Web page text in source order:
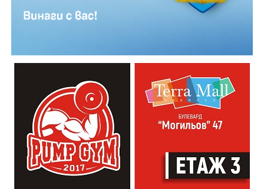
които свират на китара, да се включат – независимо
от професионалното им ниво. Събитието е различно
– то не е концерт, а споделено преживяване, в което
всеки участва по свой начин. Няма сцена или
официална програма, няма предварително обявени
изпълнители и разделение между публика и
артисти. Всеки е добре дошъл да пее, свири или
просто да преживее звездопад, изпълнен с музика,
падащи звезди и желания.